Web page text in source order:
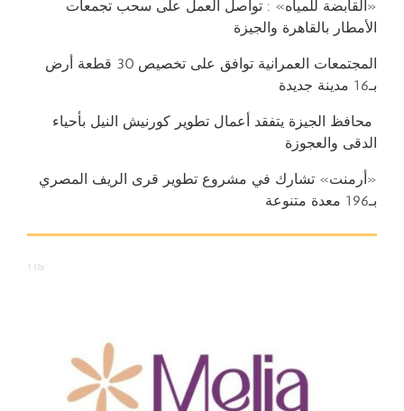
«القابضة للمياه» : تواصل العمل على سحب تجمعات
الأمطار بالقاهرة والجيزة
المجتمعات العمرانية توافق على تخصيص 30 قطعة أرض
بـ16 مدينة جديدة
محافظ الجيزة يتفقد أعمال تطوير كورنيش النيل بأحياء
الدقى والعجوزة
«أرمنت» تشارك في مشروع تطوير قرى الريف المصري
بـ196 معدة متنوعة